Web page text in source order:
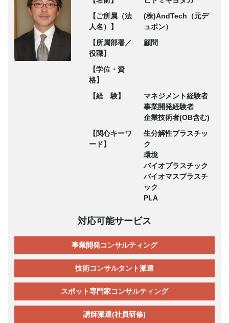
【ご所属（法
人名）】
(株)AndTech（元デ
ュポン）
【所属部署／
役職】
顧問
【学位・資
格】
【経 験】
マネジメント経験者
事業開発経験者
企業技術者(OB含む)
【関心キーワ
ード】
生分解性プラスチッ
ク
環境
バイオプラスチック
バイオマスプラスチ
ック
PLA
対応可能サービス
事業開発コンサルティング
技術コンサルタント派遣
スポット専門家コンサルティング
講師派遣(社員研修)